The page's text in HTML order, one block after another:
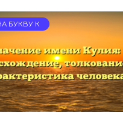
БУКВУ К